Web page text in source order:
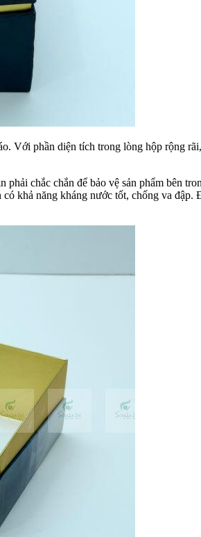
Với phần diện tích trong lòng hộp rộng
phải chắc chắn để bảo vệ sản phẩm bên
khả năng kháng nước tốt, chống va